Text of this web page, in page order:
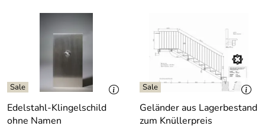
Edelstahl-Klingelschild
ohne Namen
Geländer aus Lagerbestand
zum Knüllerpreis